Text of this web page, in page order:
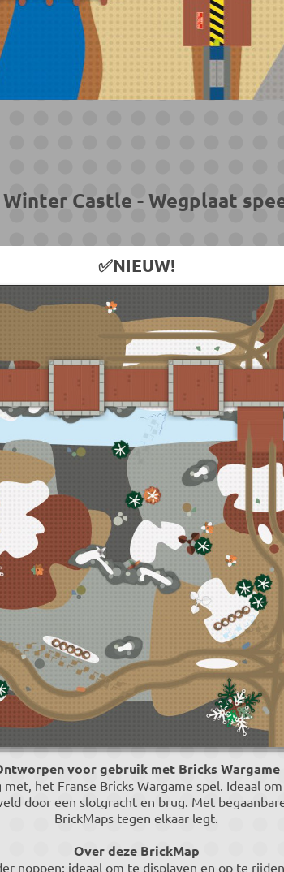
Castle - Wegplaat
✅NIEUW!
voor gebruik met Bricks Wargame
het Franse Bricks Wargame spel. Ideaal
door een slotgracht en brug. Met
BrickMaps tegen elkaar legt.
Over deze BrickMap
noppen; ideaal om te displayen en op te